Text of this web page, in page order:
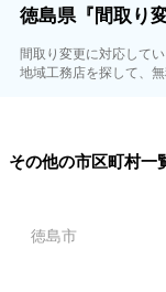
徳島県『間取り
間取り変更に対応して
地域工務店を探して、
その他の市区町村一
徳島市